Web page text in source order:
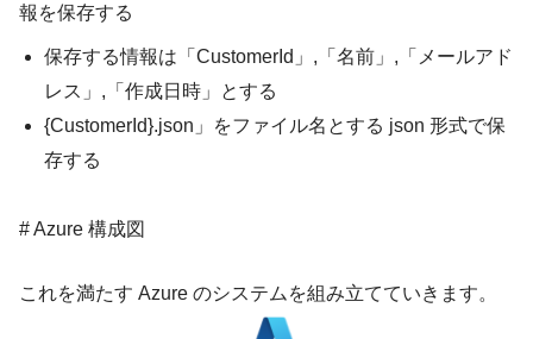
報を保存する
保存する情報は「CustomerId」,「名前」,「メールアド
レス」,「作成日時」とする
{CustomerId}.json」をファイル名とする json 形式で保
存する
# Azure 構成図
これを満たす Azure のシステムを組み立てていきます。